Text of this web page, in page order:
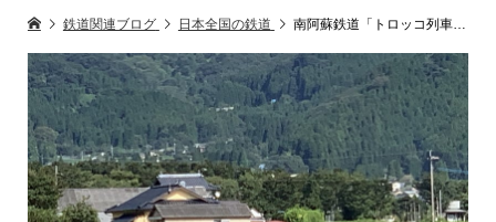
鉄道関連ブログ 日本全国の鉄道 南阿蘇鉄道「トロッコ列車」の雄姿を忘れない 災害復旧工事開始 2023年夏復旧